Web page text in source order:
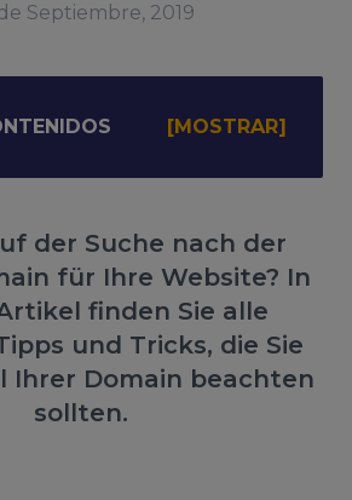
Septiembre, 2019
der Suche nach der
für Ihre Website? In
finden Sie alle
und Tricks, die Sie
Ihrer Domain beachten
sollten.